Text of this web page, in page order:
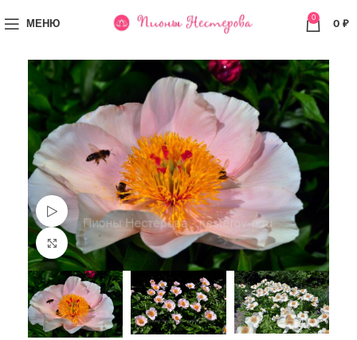
МЕНЮ 0 0 ₽
Просмотр видео
Увеличить